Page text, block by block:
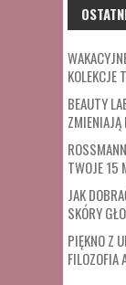
KOLEKCJE
BEAUTY
ZMIENIAJĄ
TWOJE 15
JAK
SKÓRY
PIĘKNO Z
FILOZOFIA